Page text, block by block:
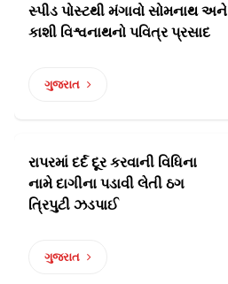
સ્પીડ પોસ્ટથી મંગાવો સોમનાથ અને
કાશી વિશ્વનાથનો પવિત્ર પ્રસાદ
ગુજરાત
રાપરમાં દર્દ દૂર કરવાની વિધિના
નામેદાગીના પડાવી લેતી ઠગ
ત્રિપુટી ઝડપાઈ
ગુજરાત